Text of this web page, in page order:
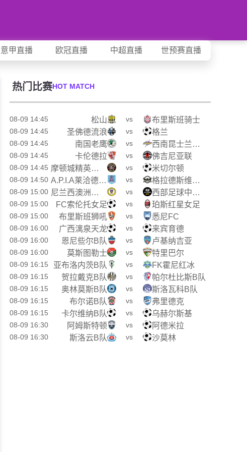
意甲直播 欧冠直播 中超直播 世预赛直播
热门比赛HOT MATCH
08-09 14:45 松山 vs 布里斯班骑士
08-09 14:45 圣佛德流浪 vs 格兰
08-09 14:45 南国老鹰 vs 西南昆士兰达雷
08-09 14:45 卡伦德拉 vs 佛吉尼亚联
08-09 14:45 摩顿城精英后备队 vs 米切尔顿
08-09 14:50 A.P.I.A莱洽德女足 vs 格拉德斯维尔乌鸦女足
08-09 15:00 尼兰西澳洲大学女足 vs 西部足球中心女足
08-09 15:00 FC索伦托女足 vs 珀斯红星女足
08-09 15:00 布里斯班狮吼 vs 悉尼FC
08-09 16:00 广西漓泉天龙 vs 来宾育德
08-09 16:00 恩尼些尔B队 vs 卢基纳吉亚
08-09 16:00 莫斯图勒士 vs 特里巴尔
08-09 16:15 亚布洛内茨B队 vs FK霍尼红冰
08-09 16:15 贺拉戴克B队 vs 帕尔杜比斯B队
08-09 16:15 奥林莫斯B队 vs 斯洛瓦科B队
08-09 16:15 布尔诺B队 vs 弗里德克
08-09 16:15 卡尔维纳B队 vs 乌赫尔斯基
08-09 16:30 阿姆斯特顿 vs 阿德米拉
08-09 16:30 斯洛云B队 vs 沙莫林